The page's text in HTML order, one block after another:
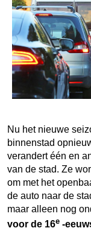
Nu het nieuwe
binnenstad
verandert één en
van de stad. Ze
om met het
de auto naar de
maar alleen nog
voor de 16e -